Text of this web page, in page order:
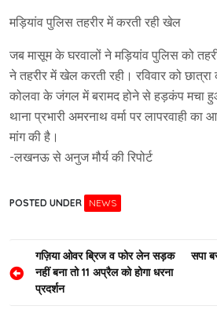
मड़ियांव पुलिस तहरीर में करती रही खेल
जब मासूम के घरवालों ने मड़ियांव पुलिस को
ने तहरीर में खेल करती रही। रविवार को
कोलवा के जंगल में बरामद होने से हड़कंप मचा
थाना प्रभारी अमरनाथ वर्मा पर लापरवाही
मांग की है।
-लखनऊ से अनुज मौर्य की रिपोर्ट
POSTED UNDER NEWS
Post
navigation
गज़िया ओवर ब्रिज व फोर लेन सड़क
नहीं बना तो 11 अप्रैल को होगा धरना
प्रदर्शन
सपा